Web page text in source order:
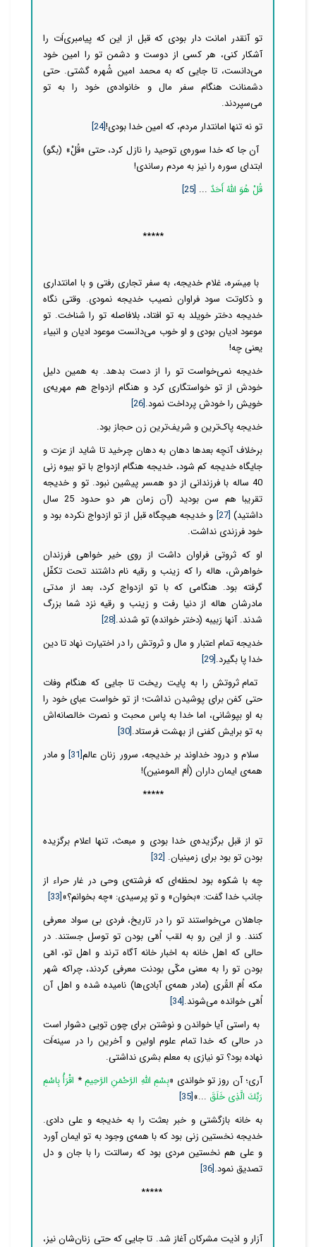
تو آنقدر امانت دار بودی که قبل از این که پیامبری‌اَت را
آشکار کنی، هر کسی از دوست و دشمن تو را امین خود
می‌دانست، تا جایی که به محمد امین شُهره گشتی. حتی
دشمنانت هنگام سفر مال و خانواده‌ی خود را به تو
می‌سپردند.
تو نه تنها امانتدار مردم، که امین خدا بودی![24]
آن جا که خدا سوره‌ی توحید را نازل کرد، حتی «قُلْ» (بگو)
ابتدای سوره را نیز به مردم رساندی!
قُلْ هُوَ اللهُ أَحَدٌ ...
[25]
*****
با مِیسَره، غلام خدیجه، به سفر تجاری رفتی و با امانتداری
و ذکاوتت سود فراوان نصیب خدیجه نمودی. وقتی نگاه
خدیجه دختر خویلد به تو افتاد، بلافاصله تو را شناخت. تو
موعود ادیان بودی و او خوب می‌دانست موعود ادیان و انبیاء
یعنی چه!
خدیجه نمی‌خواست تو را از دست بدهد. به همین دلیل
خودش از تو خواستگاری کرد و هنگام ازدواج هم مهریه‌ی
خویش را خودش پرداخت نمود.[26]
خدیجه پاک‌ترین و شریف‌ترین زن حجاز بود.
برخلاف آنچه بعدها دهان به دهان چرخید تا شاید از عزت و
جایگاه خدیجه کم شود، خدیجه هنگام ازدواج با تو بیوه زنی
40 ساله با فرزندانی از دو همسر پیشین نبود. تو و خدیجه
تقریبا هم سن بودید (آن زمان هر دو حدود 25 سال
داشتید) [27] و خدیجه هیچگاه قبل از تو ازدواج نکرده بود و
خود فرزندی نداشت.
او که ثروتی فراوان داشت از روی خیر خواهی فرزندان
خواهرش، هاله را که زینب و رقیه نام داشتند تحت تکفّل
گرفته بود. هنگامی که با تو ازدواج کرد، بعد از مدتی
مادرشان هاله از دنیا رفت و زینب و رقیه نزد شما بزرگ
شدند. آنها رَبیبه (دختر خوانده) تو شدند.[28]
خدیجه تمام اعتبار و مال و ثروتش را در اختیارت نهاد تا دین
خدا پا بگیرد.[29]
تمام ثروتش را به پایت ریخت تا جایی که هنگام وفات
حتی کفن برای پوشیدن نداشت؛ از تو خواست عبای خود را
به او بپوشانی، اما خدا به پاس محبت و نصرت خالصانه‌اش
به تو برایش کفنی از بهشت فرستاد.[30]
سلام و درود خداوند بر خدیجه، سرور زنان عالم[31] و مادر
همه‌ی ایمان داران (اُمّ المومنین)!
*****
تو از قبل برگزیده‌ی خدا بودی و مبعث، تنها اعلام برگزیده
بودن تو بود برای زمینیان. [32]
چه با شکوه بود لحظه‌ای که فرشته‌ی وحی در غار حراء از
جانب خدا گفت: «بخوان» و تو پرسیدی: «چه بخوانم؟»[33]
جاهلان می‌خواستند تو را در تاریخ، فردی بی سواد معرفی
کنند. و از این رو به لقب اُمّی بودن تو توسل جستند. در
حالی که اهل خانه به اخبار خانه آگاه ترند و اهل تو، امّی
بودن تو را به معنی مکّی بودنت معرفی کردند، چراکه شهر
مکه اُمّ القُری (مادر همه‌ی آبادی‌ها) نامیده شده و اهل آن
اُمّی خوانده می‌شوند.[34]
به راستی آیا خواندن و نوشتن برای چون تویی دشوار است
در حالی که خدا تمام علوم اولین و آخرین را در سینه‌اَت
نهاده بود؟ تو نیازی به معلم بشری نداشتی.
آری؛ آن روز تو خواندی «بِسْمِ اللَّهِ الرَّحْمَنِ الرَّحِیمِ* اقْرَأْ بِاسْمِ
رَبِّكَ الَّذِی خَلَقَ ...»
[35]
به خانه بازگشتی و خبر بعثت را به خدیجه و علی دادی.
خدیجه نخستین زنی بود که با همه‌ی وجود به تو ایمان آورد
و علی هم نخستین مردی بود که رسالتت را با جان و دل
تصدیق نمود.[36]
*****
آزار و اذیت مشرکان آغاز شد. تا جایی که حتی زنان‌شان نیز،